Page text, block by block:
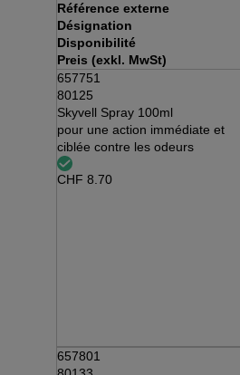
Référence externe
Désignation
Disponibilité
Preis (exkl. MwSt)
657751
80125
Skyvell Spray 100ml
pour une action immédiate et
ciblée contre les odeurs
CHF 8.70
657801